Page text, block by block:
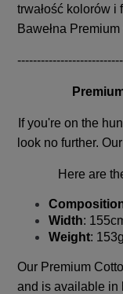
trwałość kolorów i
Bawełna
If you're on the
look no further.
Here are
Width:
Weight:
Our Premium
and is available in